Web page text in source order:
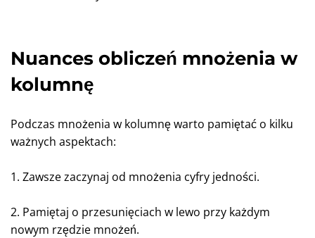
Nuances obliczeń mnożenia w
kolumnę
Podczas mnożenia w kolumnę warto pamiętać o kilku
ważnych aspektach:
1. Zawsze zaczynaj od mnożenia cyfry jedności.
2. Pamiętaj o przesunięciach w lewo przy każdym
nowym rzędzie mnożeń.